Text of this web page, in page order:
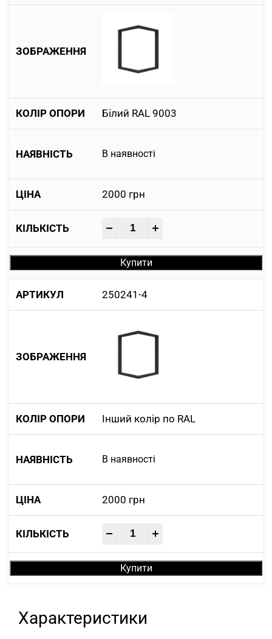
Білий RAL 9003
В наявності
2000 грн
Купити
250241-4
Інший колір по RAL
В наявності
2000 грн
Купити
Характеристики